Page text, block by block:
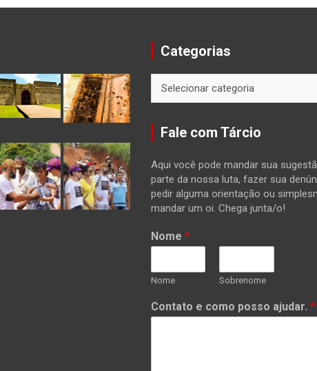
Categorias
Fale com Tárcio
Aqui você pode mandar sua
parte da nossa luta, fazer sua
pedir alguma orientação ou
mandar um oi. Chega junta/o!
Nome *
Nome Sobrenome
Contato e como posso ajudar. *